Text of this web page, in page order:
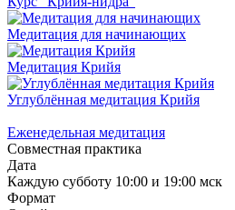
Медитация для начинающих
Медитация Крийя
Углублённая медитация Крийя
Еженедельная медитация
Совместная практика
Дата
Каждую субботу 10:00 и 19:00 мск
Формат